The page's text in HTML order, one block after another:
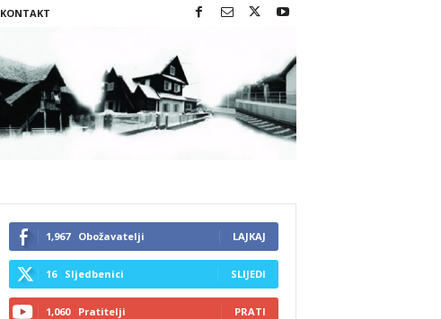
KONTAKT
1,967 Obožavatelji LAJKAJ
16 Sljedbenici SLIJEDI
1,060 Pratitelji PRATI